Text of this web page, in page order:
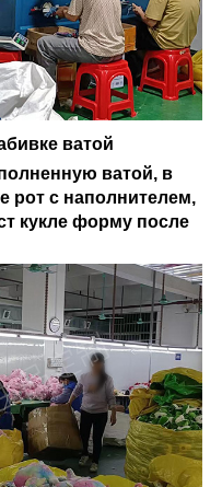
ватой
ватой, в
рот с наполнителем,
кукле форму после